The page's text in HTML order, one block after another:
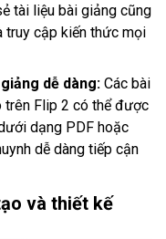
tài liệu bài giảng cũng
truy cập kiến thức mọi
dễ dàng: Các bài
trên Flip 2 có thể được
dạng PDF hoặc
dễ dàng tiếp cận
và thiết kế